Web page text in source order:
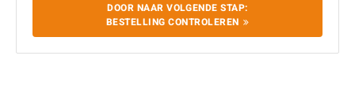
DOOR NAAR VOLGENDE STAP:
BESTELLING CONTROLEREN